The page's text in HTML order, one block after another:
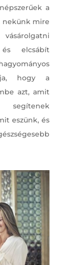
a
nekünk mire
elcsábít
hogy a
azt, amit
segítenek
eszünk, és